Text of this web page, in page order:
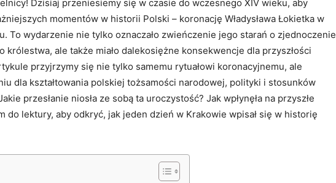
Dzisiaj przeniesiemy ⁤się w ​czasie do wczesnego XIV wieku, aby
momentów⁤ w historii Polski – koronację Władysława Łokietka‍ w⁢
To wydarzenie nie tylko oznaczało zwieńczenie‌ jego ⁢starań o zjednoczenie
królestwa, ale⁣ także miało dalekosiężne‍ konsekwencje dla przyszłości
przyjrzymy⁣ się nie tylko samemu rytuałowi koronacyjnemu, ale
dla kształtowania​ polskiej⁤ tożsamości​ narodowej, polityki i stosunków
przesłanie niosła ze sobą ta ⁣uroczystość? Jak wpłynęła ⁣na przyszłe‍
⁤do⁣ lektury,⁢ aby ⁤odkryć, jak jeden ‍dzień ​w ⁢Krakowie wpisał się⁤ w historię⁤